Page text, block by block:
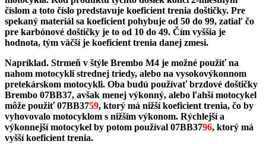
číslom a toto číslo predstavuje koeficient trenia doštičky. Pre
spekaný materiál sa koeficient pohybuje od 50 do 99, zatiaľ čo
pre karbónové doštičky je to od 10 do 49. Čím vyššia je
hodnota, tým väčší je koeficient trenia danej zmesi.
Napríklad. Strmeň v štýle Brembo M4 je možné použiť na
nahom motocykli strednej triedy, alebo na vysokovýkonnom
pretekárskom motocykli. Oba budú používať brzdové doštičky
Brembo 07BB37, avšak menej výkonný, alebo ľahší motocykel
môže použiť 07BB3759, ktorý má nižší koeficient trenia, čo by
vyhovovalo motocyklom s nižším výkonom. Rýchlejší a
výkonnejší motocykel by potom používal 07BB3796, ktorý má
vyšší koeficient trenia.